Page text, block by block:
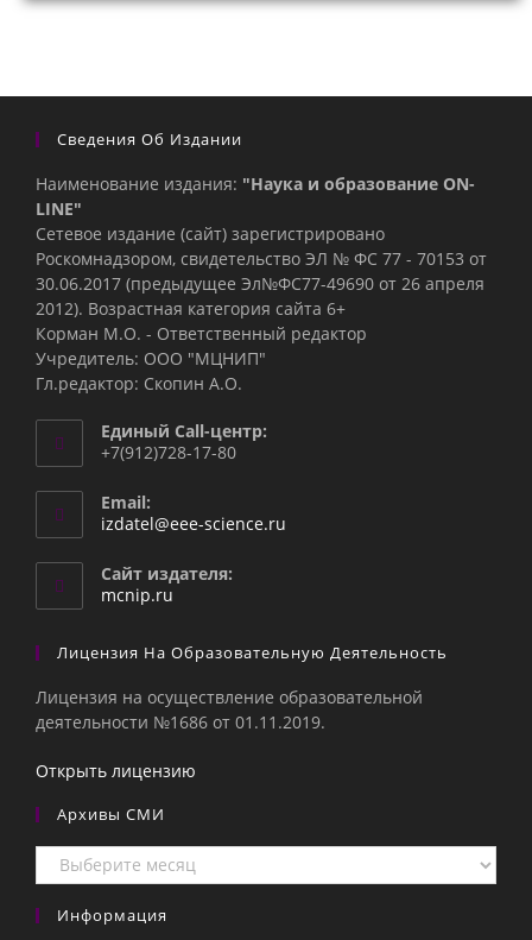
Сведения Об Издании
Наименование издания: "Наука и образование ON-
LINE"
Сетевое издание (сайт) зарегистрировано
Роскомнадзором, свидетельство ЭЛ № ФС 77 - 70153 от
30.06.2017 (предыдущее Эл№ФC77-49690 от 26 апреля
2012). Возрастная категория сайта 6+
Корман М.О. - Ответственный редактор
Учредитель: ООО "МЦНИП"
Гл.редактор: Скопин А.О.
Единый Call-центр:
+7(912)728-17-80
Email:
izdatel@eee-science.ru
Сайт издателя:
mcnip.ru
Лицензия На Образовательную Деятельность
Лицензия на осуществление образовательной
деятельности №1686 от 01.11.2019.
Открыть лицензию
Архивы СМИ
Архивы
СМИ
Информация